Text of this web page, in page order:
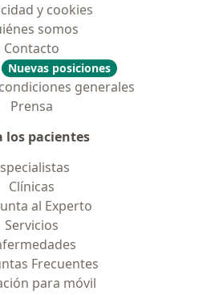
y cookies
somos
Contacto
Nuevas posiciones
generales
Prensa
los pacientes
Clínicas
al Experto
Servicios
Frecuentes
para móvil